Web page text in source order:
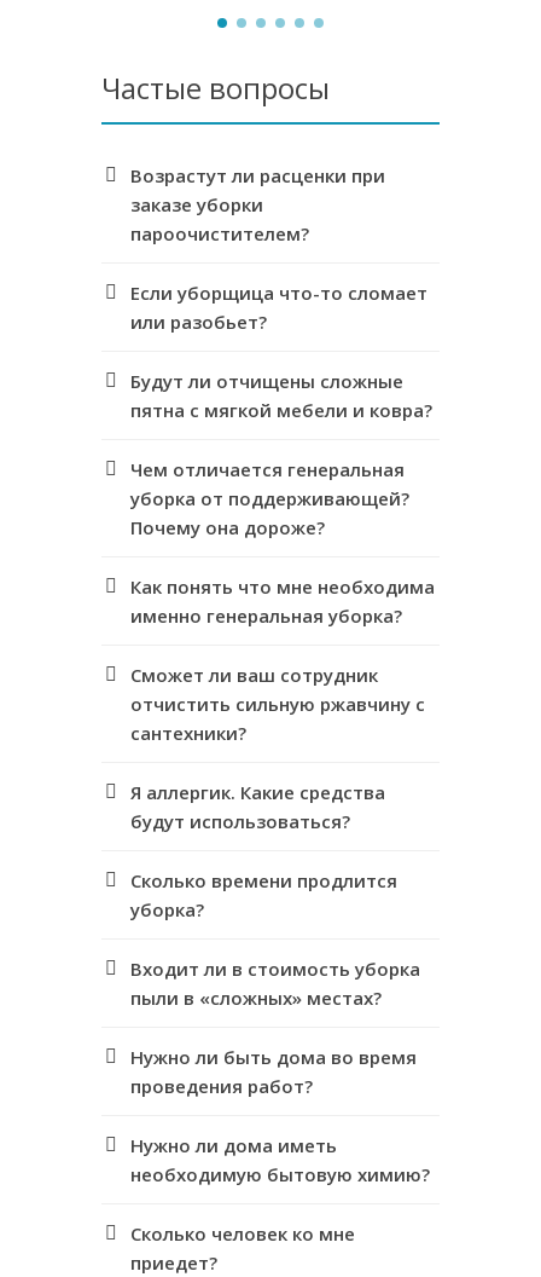
Частые вопросы
Возрастут ли расценки при
заказе уборки
пароочистителем?
Если уборщица что-то сломает
или разобьет?
Будут ли отчищены сложные
пятна с мягкой мебели и ковра?
Чем отличается генеральная
уборка от поддерживающей?
Почему она дороже?
Как понять что мне необходима
именно генеральная уборка?
Сможет ли ваш сотрудник
отчистить сильную ржавчину с
сантехники?
Я аллергик. Какие средства
будут использоваться?
Сколько времени продлится
уборка?
Входит ли в стоимость уборка
пыли в «сложных» местах?
Нужно ли быть дома во время
проведения работ?
Нужно ли дома иметь
необходимую бытовую химию?
Сколько человек ко мне
приедет?